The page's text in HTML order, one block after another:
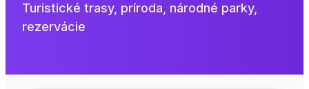
Turistické trasy, príroda, národné parky,
rezervácie